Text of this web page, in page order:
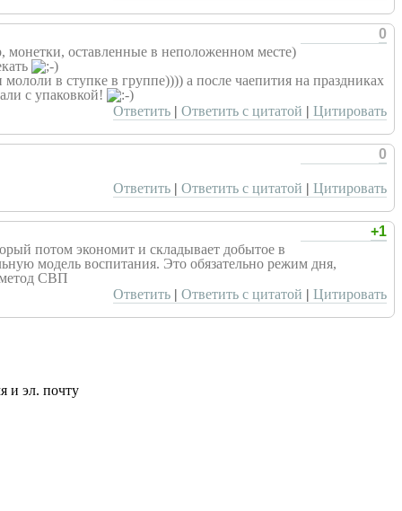
0
монетки, оставленные в неположенном месте)
в ступке в группе)))) а после чаепития на праздниках
с упаковкой!
Ответить | Ответить с цитатой | Цитировать
0
Ответить | Ответить с цитатой | Цитировать
+1
потом экономит и складывает добытое в
модель воспитания. Это обязательно режим дня,
метод СВП
Ответить | Ответить с цитатой | Цитировать
и эл. почту